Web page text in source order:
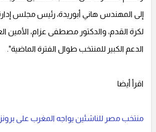
إلى المهندس هاني أبوريدة، رئيس مجلس
لكرة القدم، والدكتور مصطفى عزام، الأمين
الدعم الكبير للمنتخب طوال الفترة الماضية".
اقرأ أيضا
منتخب مصر للناشئين يواجه المغرب على